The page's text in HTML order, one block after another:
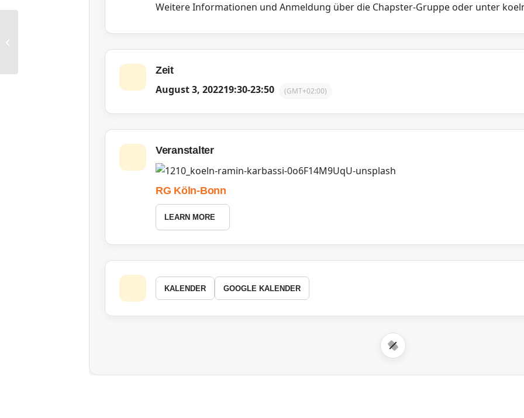
Weitere Informationen und Anmeldung über die Chapster-Gruppe oder unter
Zeit
August 3, 202219:30-23:50 (GMT+02:00)
Veranstalter
RG Köln-Bonn
LEARN MORE
KALENDER GOOGLE KALENDER